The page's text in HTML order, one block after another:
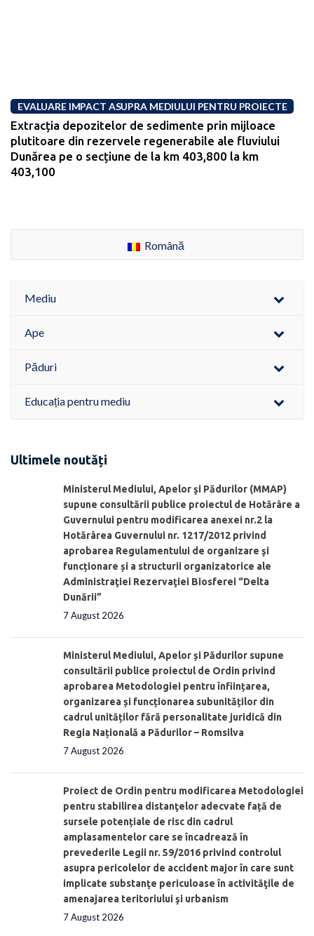
EVALUARE IMPACT ASUPRA MEDIULUI PENTRU PROIECTE
Extracția depozitelor de sedimente prin mijloace
plutitoare din rezervele regenerabile ale fluviului
Dunărea pe o secțiune de la km 403,800 la km
403,100
Română
Mediu
Ape
Păduri
Educația pentru mediu
Ultimele noutăți
Ministerul Mediului, Apelor şi Pădurilor (MMAP)
supune consultării publice proiectul de Hotărâre a
Guvernului pentru modificarea anexei nr.2 la
Hotărârea Guvernului nr. 1217/2012 privind
aprobarea Regulamentului de organizare şi
funcționare și a structurii organizatorice ale
Administraţiei Rezervaţiei Biosferei “Delta
Dunării”
7 August 2026
Ministerul Mediului, Apelor și Pădurilor supune
consultării publice proiectul de Ordin privind
aprobarea Metodologiei pentru înființarea,
organizarea și funcționarea subunităților din
cadrul unităților fără personalitate juridică din
Regia Națională a Pădurilor – Romsilva
7 August 2026
Proiect de Ordin pentru modificarea Metodologiei
pentru stabilirea distanţelor adecvate față de
sursele potențiale de risc din cadrul
amplasamentelor care se încadrează în
prevederile Legii nr. 59/2016 privind controlul
asupra pericolelor de accident major în care sunt
implicate substanţe periculoase în activităţile de
amenajarea teritoriului şi urbanism
7 August 2026